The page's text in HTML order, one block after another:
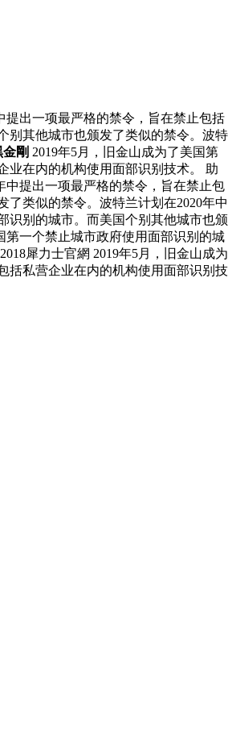
提出一项最严格的禁令，旨在禁止包括
别其他城市也颁发了类似的禁令。波特
剛 2019年5月，旧金山成为了美国第
业在内的机构使用面部识别技术。 助
中提出一项最严格的禁令，旨在禁止包
了类似的禁令。波特兰计划在2020年中
识别的城市。而美国个别其他城市也颁
第一个禁止城市政府使用面部识别的城
犀力士官網 2019年5月，旧金山成为
括私营企业在内的机构使用面部识别技